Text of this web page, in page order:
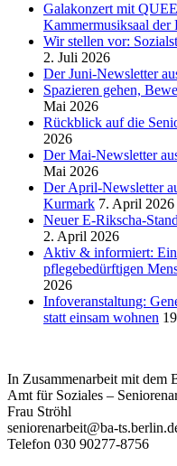
Galakonzert mit
Kammermusiksaal der
Wir stellen vor:
2. Juli 2026
Der Juni-Newsletter
Spazieren gehen,
Mai 2026
Rückblick auf die
2026
Der Mai-Newsletter
Mai 2026
Der April-Newsletter
Kurmark 7. April 2026
Neuer E-Rikscha-
2. April 2026
Aktiv & informiert:
pflegebedürftigen
2026
Infoveranstaltung:
statt einsam wohnen
In Zusammenarbeit mit dem
Amt für Soziales –
Frau Ströhl
seniorenarbeit@ba-
Telefon 030 90277-8756